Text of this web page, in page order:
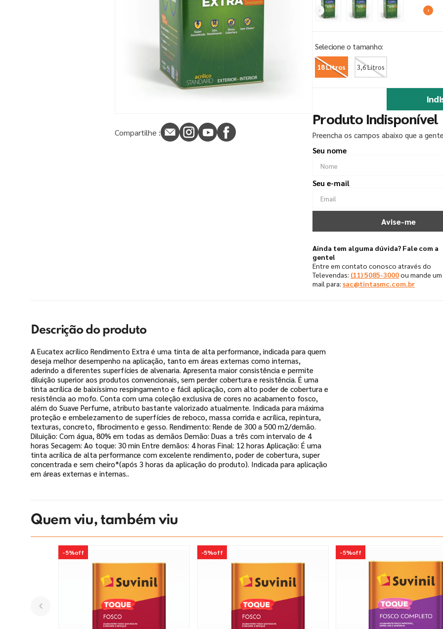
Compartilhe :
18 Litros 3,6 Litros
Produto Indisponível
Preencha os campos abaixo que a
Ainda tem alguma dúvida? Fale com a
gente!
Entre em contato conosco através do
Televendas: (11) 5085-3000ou mande
mail para: sac@tintasmc.com.br
Descrição do produto
A Eucatex acrílico Rendimento Extra é uma tinta de alta performance, indicada para quem
deseja melhor desempenho na aplicação, tanto em áreas externas como internas,
aderindo a diferentes superfícies de alvenaria. Apresenta maior consistência e permite
diluição superior aos produtos convencionais, sem perder cobertura e resistência. É uma
tinta acrílica de baixíssimo respingamento e fácil aplicação, com alto poder de cobertura e
resistência ao mofo. Conta com uma coleção exclusiva de cores no acabamento fosco,
além do Suave Perfume, atributo bastante valorizado atualmente. Indicada para máxima
proteção e embelezamento de superfícies de reboco, massa corrida e acrílica, repintura,
texturas, concreto, fibrocimento e gesso. Rendimento: Rende de 300 a 500 m2/demão.
Diluição: Com água, 80% em todas as demãos Demão: Duas a três com intervalo de 4
horas Secagem: Ao toque: 30 min Entre demãos: 4 horas Final: 12 horas Aplicação: É uma
tinta acrílica de alta performance com excelente rendimento, poder de cobertura, super
concentrada e sem cheiro*(após 3 horas da aplicação do produto). Indicada para aplicação
em áreas externas e internas..
Quem viu, também viu
-5%off -5%off -5%off